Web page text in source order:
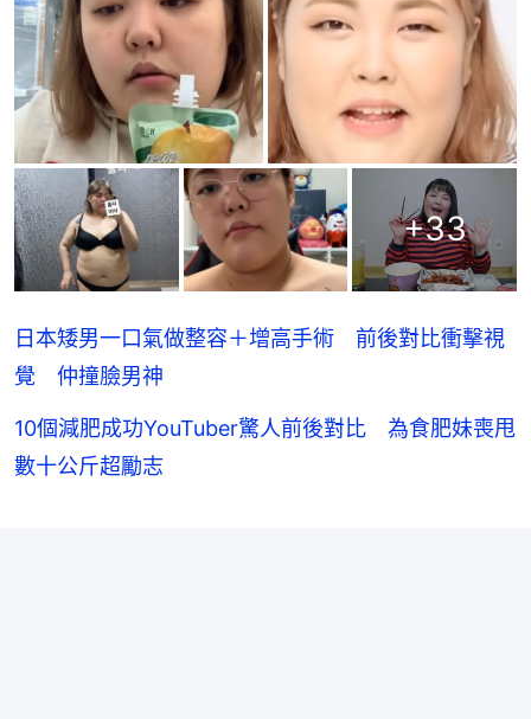
+33
日本矮男一口氣做整容＋增高手術 前後對比衝擊視
覺 仲撞臉男神
10個減肥成功YouTuber驚人前後對比 為食肥妹喪甩
數十公斤超勵志